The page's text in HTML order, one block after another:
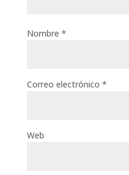
Nombre *
Correo electrónico *
Web